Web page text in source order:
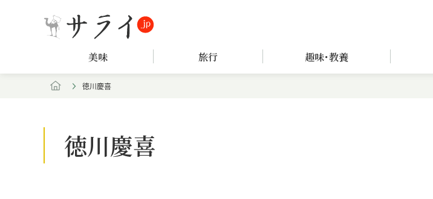
美味 旅行 趣味･教養
徳川慶喜
徳川慶喜